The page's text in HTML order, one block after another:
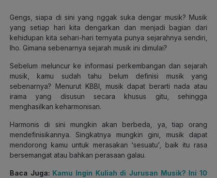
Gengs, siapa di sini yang nggak suka dengar musik? Musik
yang setiap hari kita dengarkan dan menjadi bagian dari
kehidupan kita sehari-hari ternyata punya sejarahnya sendiri,
lho. Gimana sebenarnya sejarah musik ini dimulai?
Sebelum meluncur ke informasi perkembangan dan sejarah
musik, kamu sudah tahu belum definisi musik yang
sebenarnya? Menurut KBBI, musik dapat berarti nada atau
irama yang disusun secara khusus gitu, sehingga
menghasilkan keharmonisan.
Harmonis di sini mungkin akan berbeda, ya, tiap orang
mendefinisikannya. Singkatnya mungkin gini, musik dapat
mendorong kamu untuk merasakan ‘sesuatu’, baik itu rasa
bersemangat atau bahkan perasaan galau.
Baca Juga: Kamu Ingin Kuliah di Jurusan Musik? Ini 10